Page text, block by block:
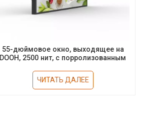
55-дюймовое окно, выходящее на
DOOH, 2500 нит, с порролизованным
ЧИТАТЬ ДАЛЕЕ